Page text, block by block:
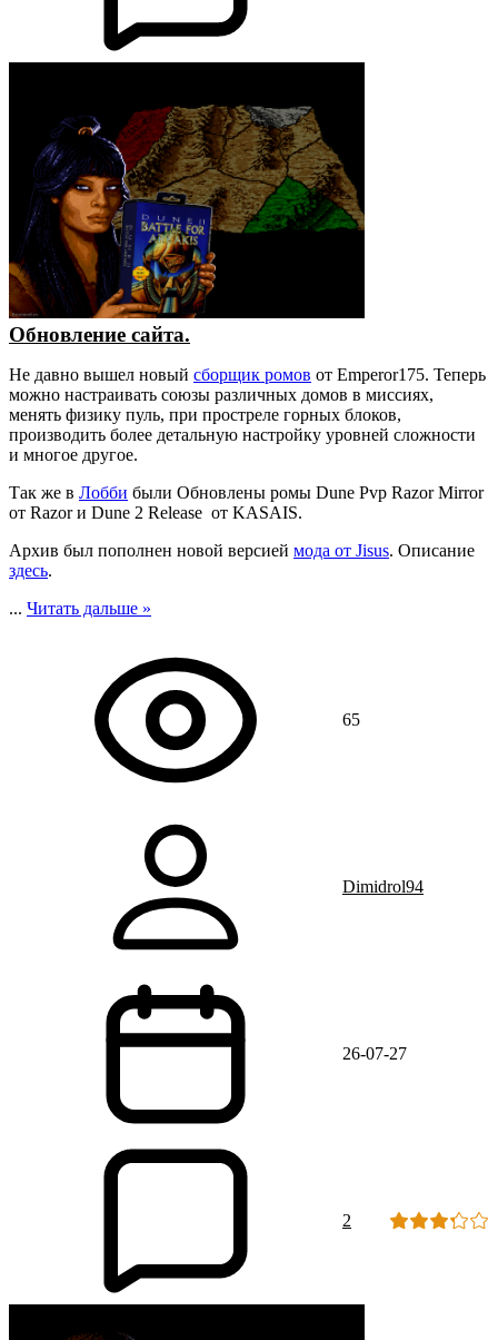
Обновление сайта.
Не давно вышел новый сборщик ромов от Emperor175. Теперь
можно настраивать союзы различных домов в миссиях,
менять физику пуль, при простреле горных блоков,
производить более детальную настройку уровней сложности
и многое другое.
Так же в Лобби были Обновлены ромы Dune Pvp Razor Mirror
от Razor и Dune 2 Release от KASAIS.
Архив был пополнен новой версией мода от Jisus. Описание
здесь.
... Читать дальше »
65
Dimidrol94
26-07-27
2